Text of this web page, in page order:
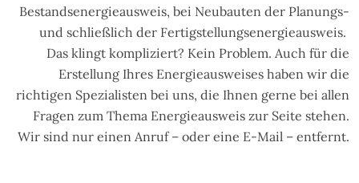
Bestandsenergieausweis, bei Neubauten der Planungs-
und schließlich der Fertigstellungsenergieausweis.
Das klingt kompliziert? Kein Problem. Auch für die
Erstellung Ihres Energieausweises haben wir die
richtigen Spezialisten bei uns, die Ihnen gerne bei allen
Fragen zum Thema Energieausweis zur Seite stehen.
Wir sind nur einen Anruf – oder eine E-Mail – entfernt.